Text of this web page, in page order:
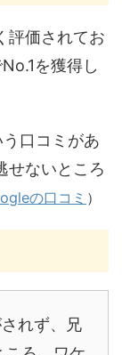
評価されてお
を獲得し
口コミがあ
せないところ
の口コミ ）
れず、兄